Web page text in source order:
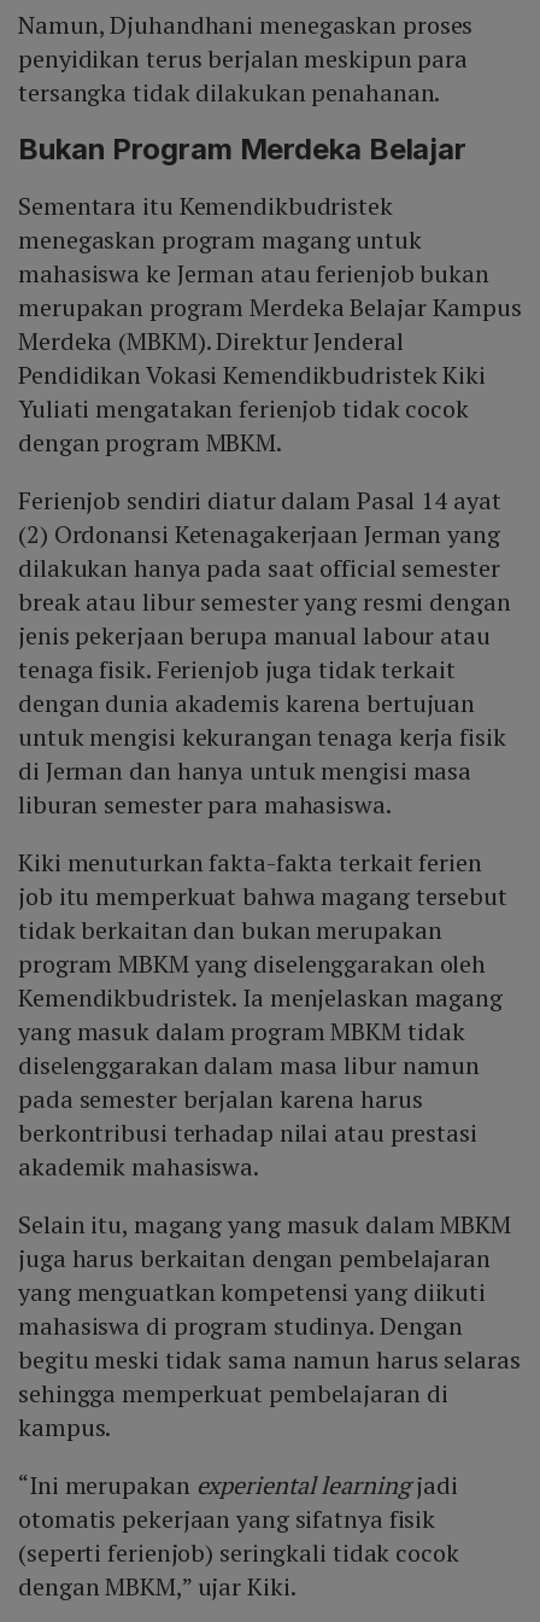
Namun, Djuhandhani menegaskan proses
penyidikan terus berjalan meskipun para
tersangka tidak dilakukan penahanan.
Bukan Program Merdeka Belajar
Sementara itu Kemendikbudristek
menegaskan program magang untuk
mahasiswa ke Jerman atau ferienjob bukan
merupakan program Merdeka Belajar Kampus
Merdeka (MBKM). Direktur Jenderal
Pendidikan Vokasi Kemendikbudristek Kiki
Yuliati mengatakan ferienjob tidak cocok
dengan program MBKM.
Ferienjob sendiri diatur dalam Pasal 14 ayat
(2) Ordonansi Ketenagakerjaan Jerman yang
dilakukan hanya pada saat official semester
break atau libur semester yang resmi dengan
jenis pekerjaan berupa manual labour atau
tenaga fisik. Ferienjob juga tidak terkait
dengan dunia akademis karena bertujuan
untuk mengisi kekurangan tenaga kerja fisik
di Jerman dan hanya untuk mengisi masa
liburan semester para mahasiswa.
Kiki menuturkan fakta-fakta terkait ferien
job itu memperkuat bahwa magang tersebut
tidak berkaitan dan bukan merupakan
program MBKM yang diselenggarakan oleh
Kemendikbudristek. Ia menjelaskan magang
yang masuk dalam program MBKM tidak
diselenggarakan dalam masa libur namun
pada semester berjalan karena harus
berkontribusi terhadap nilai atau prestasi
akademik mahasiswa.
Selain itu, magang yang masuk dalam MBKM
juga harus berkaitan dengan pembelajaran
yang menguatkan kompetensi yang diikuti
mahasiswa di program studinya. Dengan
begitu meski tidak sama namun harus selaras
sehingga memperkuat pembelajaran di
kampus.
“Ini merupakan experiental learningjadi
otomatis pekerjaan yang sifatnya fisik
(seperti ferienjob) seringkali tidak cocok
dengan MBKM,” ujar Kiki.